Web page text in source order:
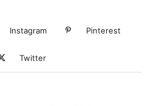
Instagram Pinterest
Twitter